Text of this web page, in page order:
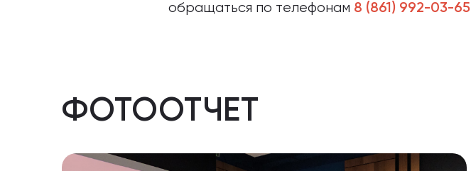
обращаться по телефонам 8 (861) 992-03-65
ФОТООТЧЕТ